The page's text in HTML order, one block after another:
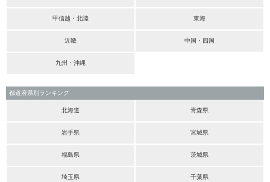
甲信越・北陸 東海
近畿 中国・四国
九州・沖縄
都道府県別ランキング
北海道 青森県
岩手県 宮城県
福島県 茨城県
埼玉県 千葉県